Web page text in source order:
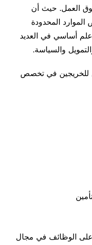
العمل. حيث أن
المحدودة
أساسي في العديد
والسياسة.
للخريجين في تخصص
على الوظائف في مجال